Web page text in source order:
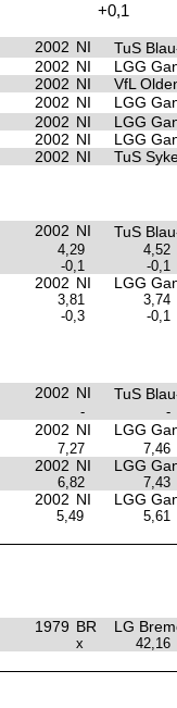
+0,1
2002 NI
TuS
2002 NI
LGG
2002 NI
VfL
2002 NI
LGG
2002 NI
LGG
2002 NI
LGG
2002 NI TuS
2002 NI TuS
4,29
4,52
-0,1 -0,1
2002 NI LGG
3,81
3,74
-0,3 -0,1
2002 NI TuS
- -
2002 NI LGG
7,27 7,46
2002 NI LGG
6,82 7,43
2002 NI LGG
5,49 5,61
1979 BR LG
x 42,16